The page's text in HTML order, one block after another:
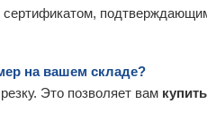
на вашем складе?
Это позволяет вам